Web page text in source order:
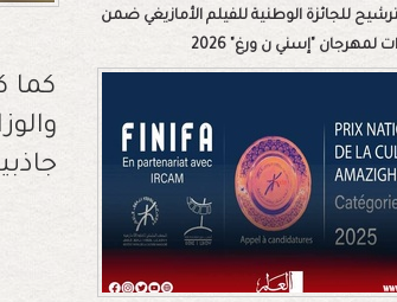
كما
للجائزة الوطنية للفيلم الأمازيغي ضمن
لمهرجان "إسني ن ورغ" 2026